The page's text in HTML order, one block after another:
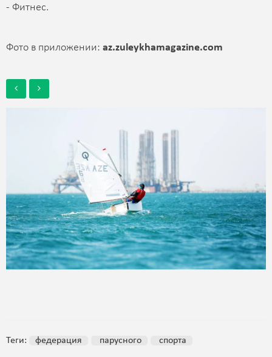
- Фитнес.
Фото в приложении: az.zuleykhamagazine.com
Теги: федерация парусного спорта